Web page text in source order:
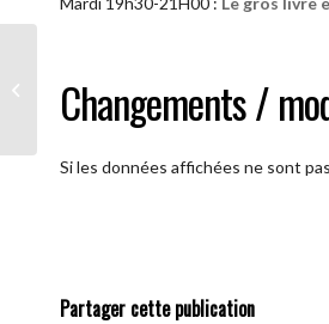
Changements /
Si les données affichées ne sont
Partager cette publication
action )